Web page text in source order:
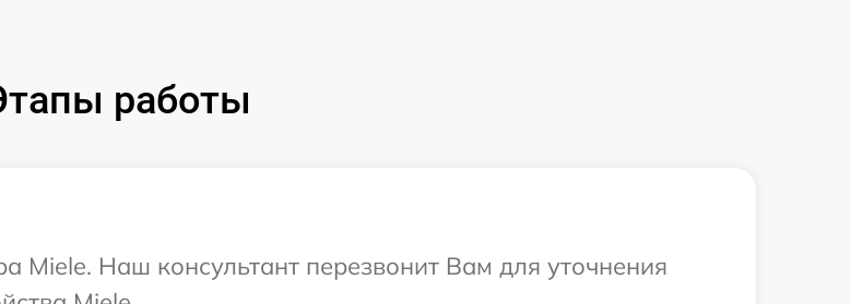
работы
Miele. Наш консультант перезвонит Вам для уточнения